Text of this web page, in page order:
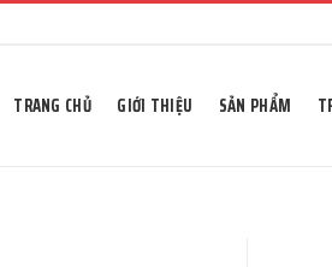
TRANG CHỦ GIỚI THIỆU SẢN PHẨM